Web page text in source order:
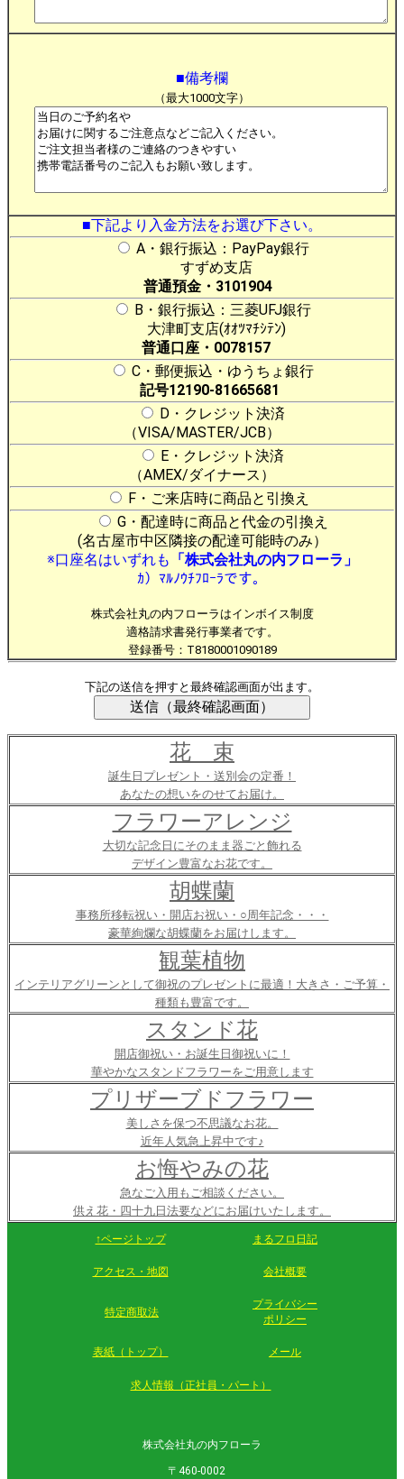
■備考欄
（最大1000文字）
■下記より入金方法をお選び下さい。
A・銀行振込：PayPay銀行
すずめ支店
普通預金・3101904
B・銀行振込：三菱UFJ銀行
大津町支店(ｵｵﾂﾏﾁｼﾃﾝ)
普通口座・0078157
C・郵便振込・ゆうちょ銀行
記号12190-81665681
D・クレジット決済
（VISA/MASTER/JCB）
E・クレジット決済
（AMEX/ダイナース）
F・ご来店時に商品と引換え
G・配達時に商品と代金の引換え
(名古屋市中区隣接の配達可能時のみ）
※口座名はいずれも 「株式会社丸の内フローラ」
ｶ）ﾏﾙﾉｳﾁﾌﾛｰﾗです。
株式会社丸の内フローラはインボイス制度
適格請求書発行事業者です。
登録番号：T8180001090189
下記の送信を押すと最終確認画面が出ます。
花 束
誕生日プレゼント・送別会の定番！
あなたの想いをのせてお届け。
フラワーアレンジ
大切な記念日にそのまま器ごと飾れる
デザイン豊富なお花です。
胡蝶蘭
事務所移転祝い・開店お祝い・○周年記念・・・
豪華絢爛な胡蝶蘭をお届けします。
観葉植物
インテリアグリーンとして御祝のプレゼントに最適！大きさ・ご予算・
種類も豊富です。
スタンド花
開店御祝い・お誕生日御祝いに！
華やかなスタンドフラワーをご用意します
プリザーブドフラワー
美しさを保つ不思議なお花。
近年人気急上昇中です♪
お悔やみの花
急なご入用もご相談ください。
供え花・四十九日法要などにお届けいたします。
↑ページトップ まるフロ日記
アクセス・地図 会社概要
特定商取法
プライバシー
ポリシー
表紙（トップ） メール
求人情報（正社員・パート）
株式会社丸の内フローラ
〒460-0002